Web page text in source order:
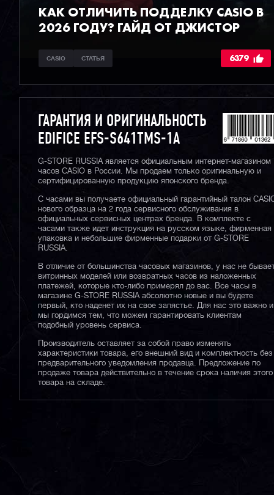
КАК ОТЛИЧИТЬ ПОДДЕЛКУ CASIO В
2026 ГОДУ? ГАЙД ОТ ДЖИСТОР
CASIO СТАТЬЯ 6379
ГАРАНТИЯ И ОРИГИНАЛЬНОСТЬ
EDIFICE EFS-S641TMS-1A
G-STORE RUSSIA является официальным интернет-магазином
часов CASIO в России. Мы продаем только оригинальную и
сертифицированную продукцию японского бренда.
С часами вы получаете официальный гарантийный талон
нового образца на 2 года сервисного обслуживания в
официальных сервисных центрах бренда. В комплекте с
часами также идет инструкция на русском языке, фирменная
упаковка и небольшие фирменные подарки от G-STORE
RUSSIA.
В отличие от большинства часовых магазинов, у нас не
витринных моделей или возвратных часов из наложенных
платежей, которые кто-либо примерял до вас. Все часы в
магазине G-STORE RUSSIA абсолютно новые и вы будете
первый, кто наденет их на свое запястье. Для нас это важно и
мы гордимся тем, что можем гарантировать клиентам
подобный уровень сервиса.
Производитель оставляет за собой право изменять
характеристики товара, его внешний вид и комплектность без
предварительного уведомления продавца. Предложение по
продаже товара действительно в течение срока наличия этого
товара на складе.